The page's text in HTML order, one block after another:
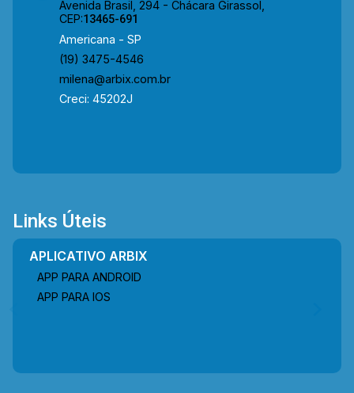
biblioteca, estádio Djaniro Pedroso, Teatro
com a equipe da Arbix Imóveis e agende a sua
visita!! WhatsApp e Telefone: (19) 3475-4546
ARBIX IMÓVEIS - Presente em cada mudança!
Avenida Brasil, 294 - Chácara Girassol,
CEP:13465-691
Americana - SP
(19) 3475-4546
milena@arbix.com.br
Creci: 45202J
Links Úteis
APLICATIVO ARBIX
APP PARA ANDROID
APP PARA IOS